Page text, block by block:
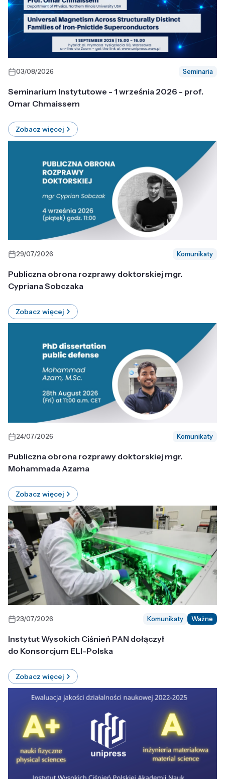
03/08/2026 Seminaria
Seminarium Instytutowe - 1 września 2026 - prof.
Omar Chmaissem
Zobacz więcej
29/07/2026 Komunikaty
Publiczna obrona rozprawy doktorskiej mgr.
Cypriana Sobczaka
Zobacz więcej
24/07/2026 Komunikaty
Publiczna obrona rozprawy doktorskiej mgr.
Mohammada Azama
Zobacz więcej
23/07/2026 Komunikaty Ważne
Instytut Wysokich Ciśnień PAN dołączył
do Konsorcjum ELI-Polska
Zobacz więcej